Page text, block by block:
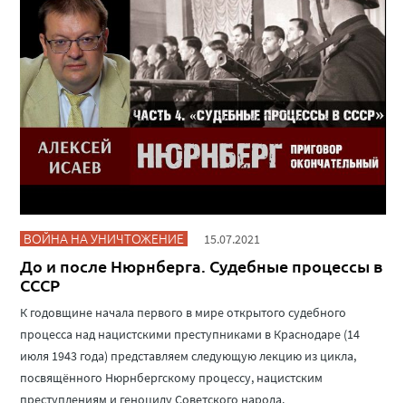
ВОЙНА НА УНИЧТОЖЕНИЕ 15.07.2021
До и после Нюрнберга. Судебные процессы в
СССР
К годовщине начала первого в мире открытого судебного
процесса над нацистскими преступниками в Краснодаре (14
июля 1943 года) представляем следующую лекцию из цикла,
посвящённого Нюрнбергскому процессу, нацистским
преступлениям и геноциду Советского народа.